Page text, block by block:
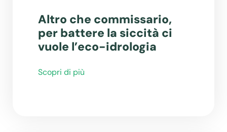
Altro che commissario,
per battere la siccità ci
vuole l’eco-idrologia
Scopri di più